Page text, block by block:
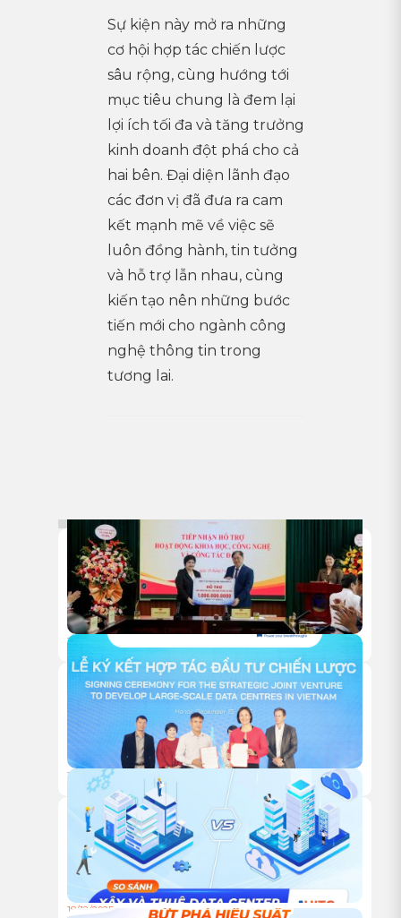
Sự kiện này mở ra những
cơ hội hợp tác chiến lược
sâu rộng, cùng hướng tới
mục tiêu chung là đem lại
lợi ích tối đa và tăng trưởng
kinh doanh đột phá cho cả
hai bên. Đại diện lãnh đạo
các đơn vị đã đưa ra cam
kết mạnh mẽ về việc sẽ
luôn đồng hành, tin tưởng
và hỗ trợ lẫn nhau, cùng
kiến tạo nên những bước
tiến mới cho ngành công
nghệ thông tin trong
tương lai.
18/05/2026
HITC TRAO TẶNG 1 TỶ ĐỒNG HỖ TRỢ HOẠT ĐỘNG NGHIÊN
CỨU KHOA HỌC CỦA VUSTA
18/12/2025
HỘI NGHỊ KHÁCH HÀNG HITC 2025 – VỮNG BƯỚC ĐỒNG
HÀNH, VƯƠN XA CÙNG HẠ TẦNG XANH
18/12/2025